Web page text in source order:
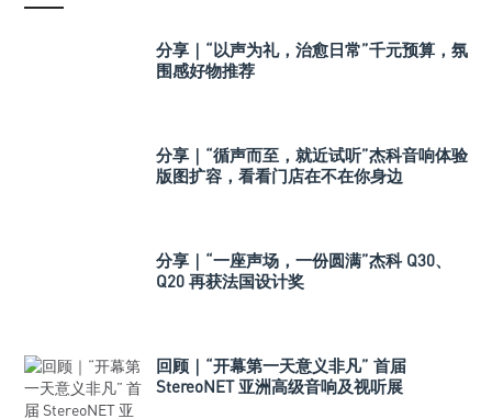
分享｜“以声为礼，治愈日常”千元预算，氛
围感好物推荐
分享｜“循声而至，就近试听”杰科音响体验
版图扩容，看看门店在不在你身边
分享｜“一座声场，一份圆满”杰科 Q30、
Q20 再获法国设计奖
回顾｜“开幕第一天意义非凡” 首届
StereoNET 亚洲高级音响及视听展